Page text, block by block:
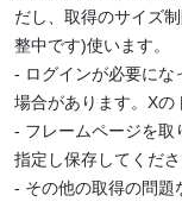
だし、取得のサイズ
整中です)使います。
- ログインが必要にな
場合があります。Xの
- フレームページを取
指定し保存してくだ
- その他の取得の問題